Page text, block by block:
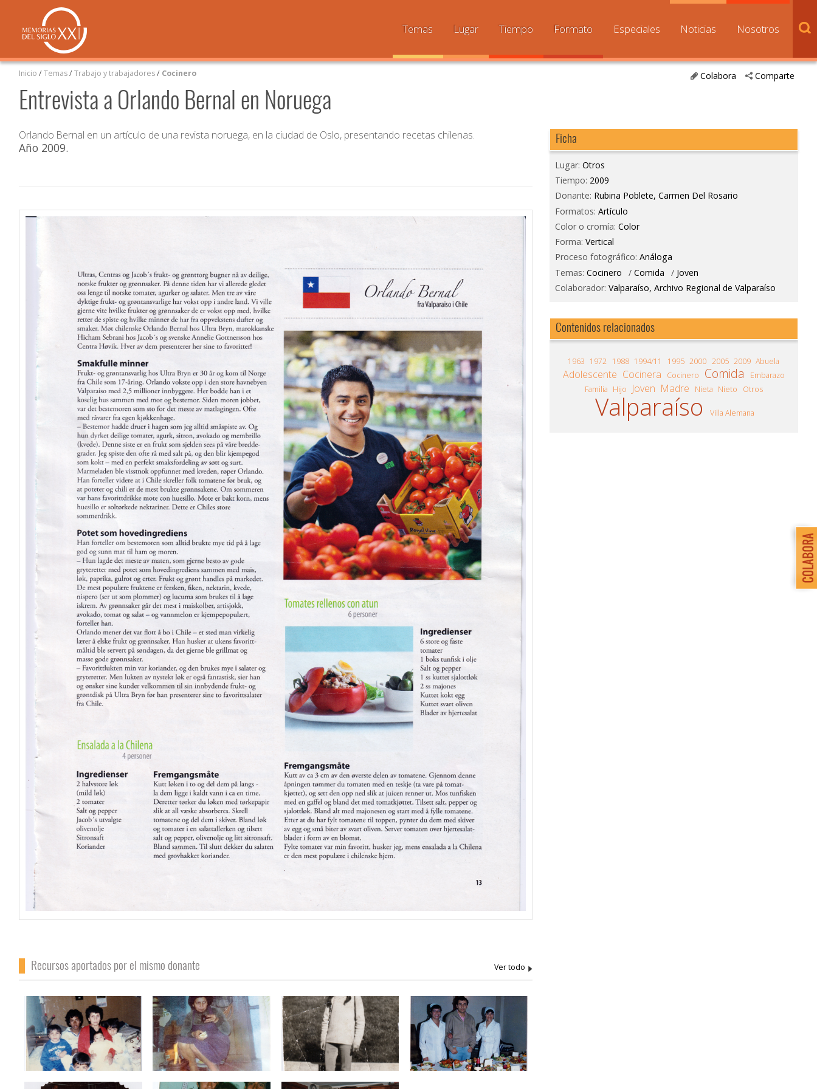
Temas Lugar Tiempo Formato Especiales Noticias Nosotros
Comparte
Colabora
Inicio /Temas/Trabajo y trabajadores/ Cocinero
Entrevista a Orlando Bernal en Noruega
Orlando Bernal en un artículo de una revista noruega, en la ciudad de Oslo, presentando recetas chilenas.
Año 2009.
Recursos aportados por el mismo donante
Ficha
Lugar: Otros
Tiempo: 2009
Donante: Rubina Poblete, Carmen Del Rosario
Formatos: Artículo
Color o cromía: Color
Forma: Vertical
Proceso fotográfico: Análoga
Temas: Cocinero / Comida / Joven
Colaborador: Valparaíso, Archivo Regional de Valparaíso
Contenidos relacionados
1963 1972 1988 1994/11 1995 2000 2005 2009 Abuela
Adolescente Cocinera Cocinero Comida
Embarazo
Familia Hijo Joven Madre Nieta Nieto Otros
Valparaíso Villa Alemana